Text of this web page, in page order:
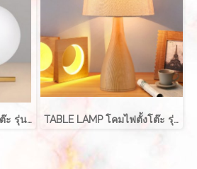
Table lamp โคมไฟตั้งโต๊ะ รุ่น ABALL EVE-00196B TABLE LAMP โคมไฟตั้งโต๊ะ รุ่น EVE-00220